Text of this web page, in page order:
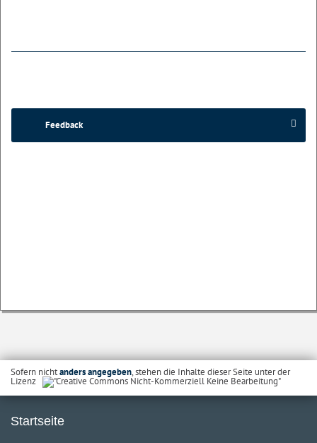
Feedback
Sofern nichtanders angegeben, stehen die Inhalte dieser Seite unter der
Lizenz
Startseite